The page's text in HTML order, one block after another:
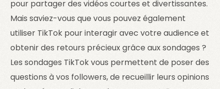
pour partager des vidéos courtes et divertissantes.
Mais saviez-vous que vous pouvez également
utiliser TikTok pour interagir avec votre audience et
obtenir des retours précieux grâce aux sondages ?
Les sondages TikTok vous permettent de poser des
questions à vos followers, de recueillir leurs opinions